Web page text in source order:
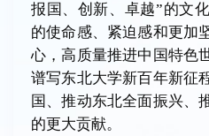
报国、创新、卓越”的文
的使命感、紧迫感和更加
心，高质量推进中国特色
谱写东北大学新百年新征
国、推动东北全面振兴、
的更大贡献。